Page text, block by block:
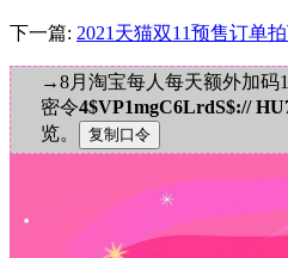
下一篇: 2021天猫双11预售订单
→8月淘宝每人每天额外加码
密令4$VP1mgC6LrdS$://
览。